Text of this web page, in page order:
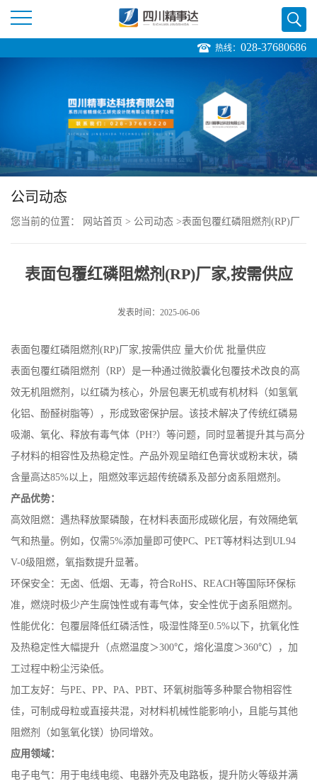
页
公
介
司
动
产
品
厅
证
荣
誉
热线： 028-37680686
公司动态
您当前的位置： 网站首页 > 公司动态 >表面包覆红磷阻燃剂(RP)厂
表面包覆红磷阻燃剂(RP)厂家,按需供应
发表时间：2025-06-06
表面包覆红磷阻燃剂(RP)厂家,按需供应 量大价优 批量供应
表面包覆红磷阻燃剂（RP）是一种通过微胶囊化包覆技术改良的高
效无机阻燃剂，以红磷为核心，外层包裹无机或有机材料（如氢氧
化铝、酚醛树脂等），形成致密保护层。该技术解决了传统红磷易
吸潮、氧化、释放有毒气体（PH?）等问题，同时显著提升其与高分
子材料的相容性及热稳定性。产品外观呈暗红色膏状或粉末状，磷
含量高达85%以上，阻燃效率远超传统磷系及部分卤系阻燃剂。
产品优势：
高效阻燃：遇热释放聚磷酸，在材料表面形成碳化层，有效隔绝氧
气和热量。例如，仅需5%添加量即可使PC、 PET等材料达到 UL94
V-0级阻燃，氧指数提升显著。
环保安全：无卤、低烟、无毒，符合RoHS、 REACH等国际环保标
准，燃烧时极少产生腐蚀性或有毒气体，安全性优于卤系阻燃剂。
性能优化：包覆层降低红磷活性，吸湿性降至0.5%以下，抗氧化性
及热稳定性大幅提升（点燃温度＞300℃，熔化温度＞360℃），加
工过程中粉尘污染低。
加工友好：与PE、 PP、 PA、 PBT、环氧树脂等多种聚合物相容性
佳，可制成母粒或直接共混，对材料机械性能影响小，且能与其他
阻燃剂（如氢氧化镁）协同增效。
应用领域：
电子电气：用于电线电缆、电器外壳及电路板，提升防火等级并满